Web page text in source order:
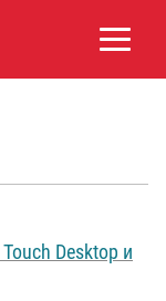
Desktop и